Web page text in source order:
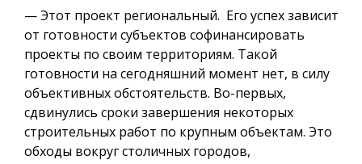
— Этот проект региональный. Его успех зависит
от готовности субъектов софинансировать
проекты по своим территориям. Такой
готовности на сегодняшний момент нет, в силу
объективных обстоятельств. Во-первых,
сдвинулись сроки завершения некоторых
строительных работ по крупным объектам. Это
обходы вокруг столичных городов,